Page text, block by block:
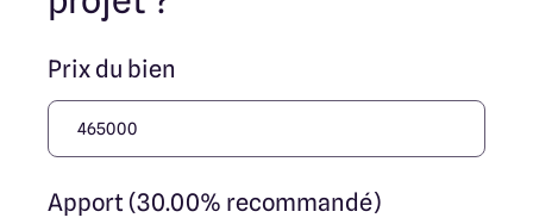
transaction et ne participent à la vente. Prix indiqués par
Prix du bien
Apport (30.00% recommandé)